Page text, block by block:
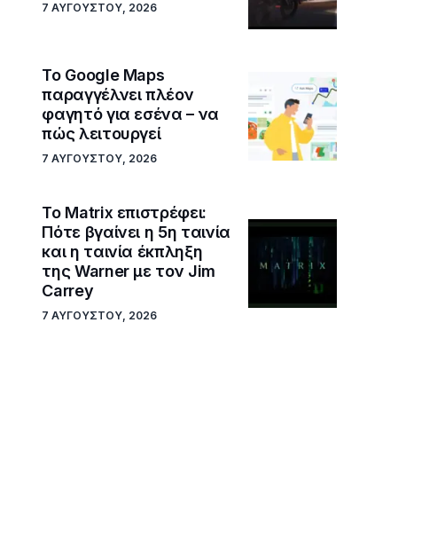
7 ΑΥΓΟΎΣΤΟΥ, 2026
Το Google Maps
παραγγέλνει πλέον
φαγητό για εσένα – να
πώς λειτουργεί
7 ΑΥΓΟΎΣΤΟΥ, 2026
Το Matrix επιστρέφει:
Πότε βγαίνει η 5η ταινία
και η ταινία έκπληξη
της Warner με τον Jim
Carrey
7 ΑΥΓΟΎΣΤΟΥ, 2026